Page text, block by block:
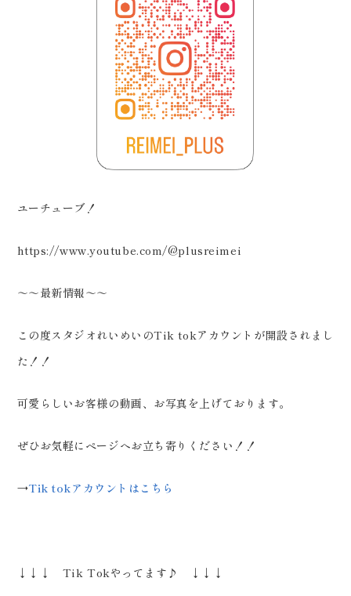
ユーチューブ！
https://www.youtube.com/@plusreimei
～～最新情報～～
この度スタジオれいめいのTik tokアカウントが開設されまし
た！！
可愛らしいお客様の動画、お写真を上げております。
ぜひお気軽にページへお立ち寄りください！！
→Tik tokアカウントはこちら
↓↓↓ Tik Tokやってます♪ ↓↓↓